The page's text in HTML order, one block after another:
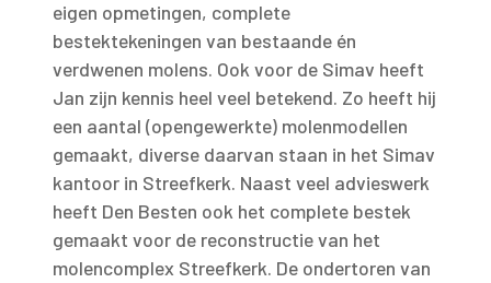
eigen opmetingen, complete
bestektekeningen van bestaande én
verdwenen molens. Ook voor de Simav heeft
Jan zijn kennis heel veel betekend. Zo heeft hij
een aantal (opengewerkte) molenmodellen
gemaakt, diverse daarvan staan in het Simav
kantoor in Streefkerk. Naast veel advieswerk
heeft Den Besten ook het complete bestek
gemaakt voor de reconstructie van het
molencomplex Streefkerk. De ondertoren van